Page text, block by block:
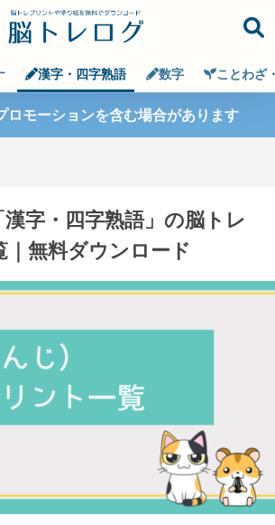
漢字・四字熟語 数字 ことわざ
ロモーションを含む場合があります
字・四字熟語」の脳トレ
｜無料ダウンロード